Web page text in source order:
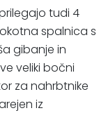
tudi 4
spalnica s
gibanje in
veliki bočni
za nahrbtnike
iz